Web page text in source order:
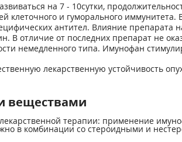
на 7 - 10сутки,
клеточного и гуморального
антител. Влияние
В отличие от последних препарат не
немедленного типа. Имунофан
лекарственную устойчивость
веществами
терапии: применение
в комбинации со стероидными и